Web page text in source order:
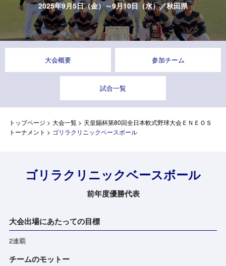
2025年9月5日（金）～9月10日（水）／秋田県
大会概要 参加チーム
試合一覧
トップページ > 大会一覧> 天皇賜杯第80回全日本軟式野球大会ＥＮＥＯＳ
トーナメント > ゴリラクリニックベースボール
ゴリラクリニックベースボール
前年度優勝代表
大会出場にあたっての目標
2連覇
チームのモットー